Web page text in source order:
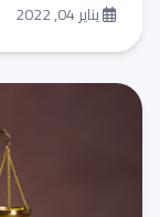
يناير 04, 2022